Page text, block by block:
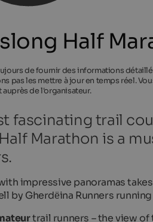
Half
de fournir des informations
pas les mettre à jour en temps réel.
de l'organisateur.
fascinating trail
Marathon is a
impressive panoramas
by Gherdёina Runners
trail runners – the view of